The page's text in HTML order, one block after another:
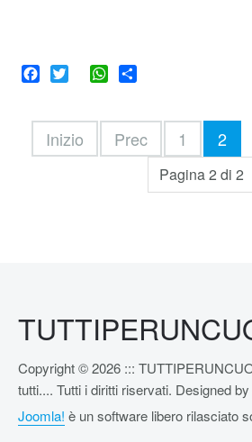
Pagina 2 di 2
Inizio Prec 1 2
Copyright © 2026 :::
tutti.... Tutti i diritti riservati. Designed by
Joomla! è un software libero rilasciato